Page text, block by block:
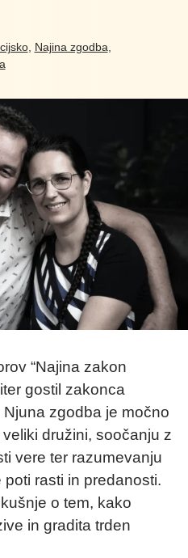
, Najina zgodba
“Najina zakon
gostil zakonca
zgodba je močno
družini, soočanju z
vere ter razumevanju
rasti in predanosti.
o tem, kako
in gradita trden